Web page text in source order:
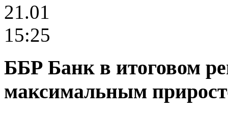
21.01
15:25
ББР Банк в итоговом
максимальным